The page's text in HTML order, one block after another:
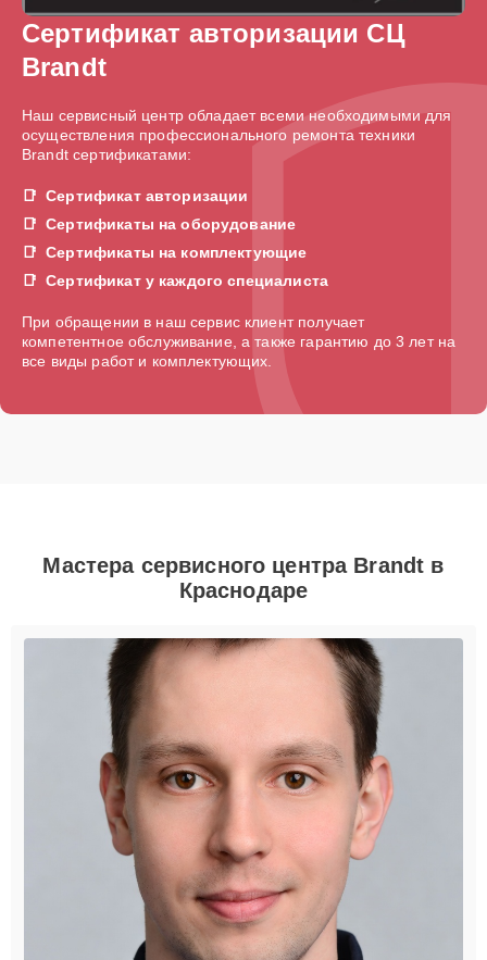
Сертификат авторизации СЦ
Brandt
Наш сервисный центр обладает всеми необходимыми для
осуществления профессионального ремонта техники
Brandt сертификатами:
Сертификат авторизации
Сертификаты на оборудование
Сертификаты на комплектующие
Сертификат у каждого специалиста
При обращении в наш сервис клиент получает
компетентное обслуживание, а также гарантию до 3 лет на
все виды работ и комплектующих.
Мастера сервисного центра Brandt в
Краснодаре